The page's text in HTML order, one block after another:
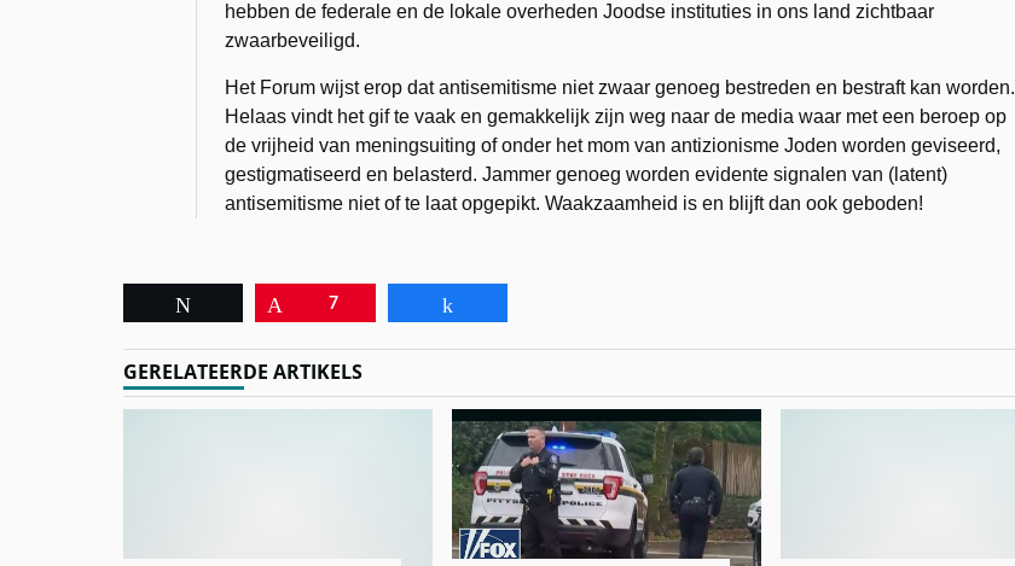
hebben de federale en de lokale overheden Joodse instituties in ons land zichtbaar
zwaarbeveiligd.
Het Forum wijst erop dat antisemitisme niet zwaar genoeg bestreden en bestraft kan worden.
Helaas vindt het gif te vaak en gemakkelijk zijn weg naar de media waar met een beroep op
de vrijheid van meningsuiting of onder het mom van antizionisme Joden worden geviseerd,
gestigmatiseerd en belasterd. Jammer genoeg worden evidente signalen van (latent)
antisemitisme niet of te laat opgepikt. Waakzaamheid is en blijft dan ook geboden!
7
GERELATEERDE ARTIKELS